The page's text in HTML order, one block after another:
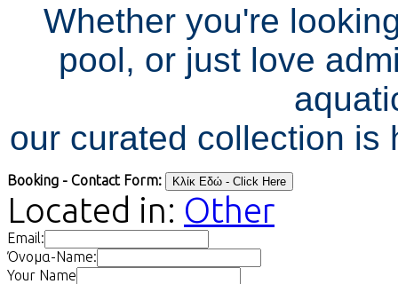
Whether you're
pool, or just love
our curated collection is
Booking - Contact Form:
Located in: Other
Email:
Όνομα-Name:
Your Name